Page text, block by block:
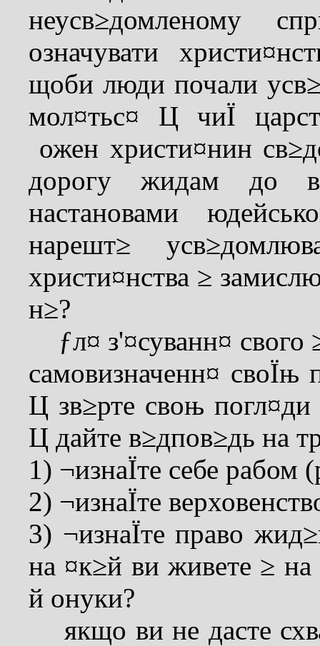
неусв≥домленому
означувати
щоби люди почали
мол¤тьс¤ Ц чиЇ
ожен христи¤нин
дорогу жидам до
настановами
нарешт≥
христи¤нства ≥
н≥?
ƒл¤ з'¤суванн¤ свого
самовизначенн¤ своЇњ
Ц зв≥рте своњ
Ц дайте в≥дпов≥дь на
1) ¬изнаЇте себе рабом
2) ¬изнаЇте
3) ¬изнаЇте право
на ¤к≥й ви живете ≥
й онуки?
якщо ви не дасте